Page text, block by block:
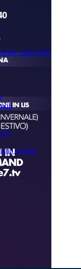
sulla Fede
a Mare